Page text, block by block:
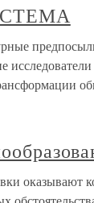
оказывают